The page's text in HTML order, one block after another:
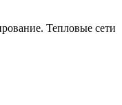
Тепловые сети